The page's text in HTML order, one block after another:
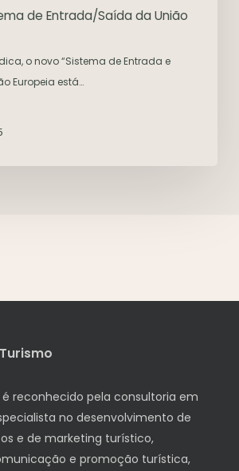
de Entrada/Saída da União
o novo “Sistema de Entrada e
Europeia está…
é reconhecido pela consultoria em
no desenvolvimento de
e de marketing turístico,
e promoção turística,